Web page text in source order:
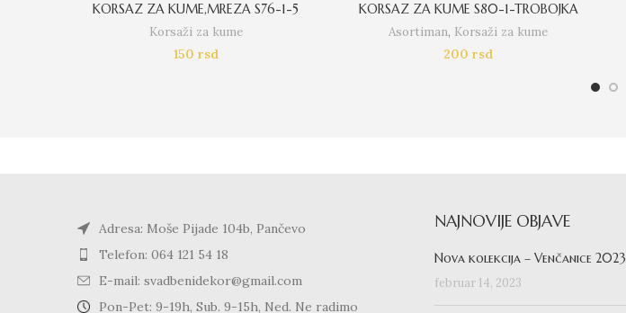
KORSAZ ZA KUME,MREZA S76-1-5
Korsaži za kume
150 rsd
KORSAZ ZA KUME S80-1-TROBOJKA
Asortiman, Korsaži za kume
200 rsd
Adresa: Moše Pijade 104b, Pančevo
Telefon: 064 121 54 18
E-mail: svadbenidekor@gmail.com
Pon-Pet: 9-19h, Sub. 9-15h, Ned. Ne radimo
NAJNOVIJE OBJAVE
Nova kolekcija – Venčanice 2023
februar 14, 2023